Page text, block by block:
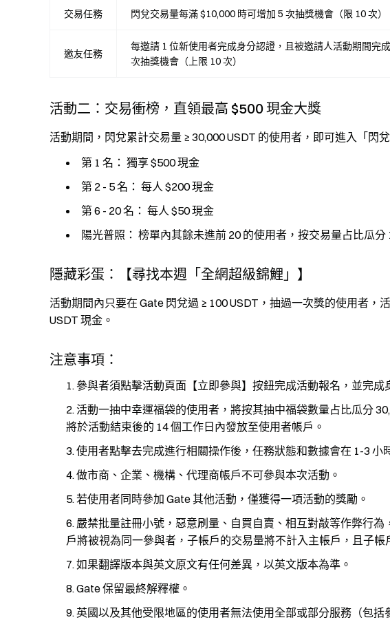
交易任務 閃兌交易量每滿 $10,000 時可增加 5 次抽獎機會（限 10 次）
邀友任務
每邀請 1 位新使用者完成身分認證，且被邀請人活動期間完
次抽獎機會（上限 10 次）
活動二：交易衝榜，直領最高 $500 現金大獎
活動期間，閃兌累計交易量 ≥ 30,000 USDT 的使用者，即可進入「閃
第 1 名： 獨享 $500 現金
第 2 - 5 名： 每人 $200 現金
第 6 - 20 名： 每人 $50 現金
陽光普照： 榜單內其餘未進前 20 的使用者，按交易量占比瓜分
隱藏彩蛋：【尋找本週「全網超級錦鯉」】
活動期間內只要在 Gate 閃兌過 ≥ 100 USDT，抽過一次獎的使用者，
USDT 現金。
注意事項：
參與者須點擊活動頁面【立即參與】按鈕完成活動報名，並完成
活動一抽中幸運福袋的使用者，將按其抽中福袋數量占比瓜分
將於活動結束後的 14 個工作日內發放至使用者帳戶。
使用者點擊去完成進行相關操作後，任務狀態和數據會在 1-3 小
做市商、企業、機構、代理商帳戶不可參與本次活動。
若使用者同時參加 Gate 其他活動，僅獲得一項活動的獎勵。
嚴禁批量註冊小號，惡意刷量、自買自賣、相互對敲等作弊行
戶將被視為同一參與者，子帳戶的交易量將不計入主帳戶，且子帳
如果翻譯版本與英文原文有任何差異，以英文版本為準。
Gate 保留最終解釋權。
英國以及其他受限地區的使用者無法使用全部或部分服務（包